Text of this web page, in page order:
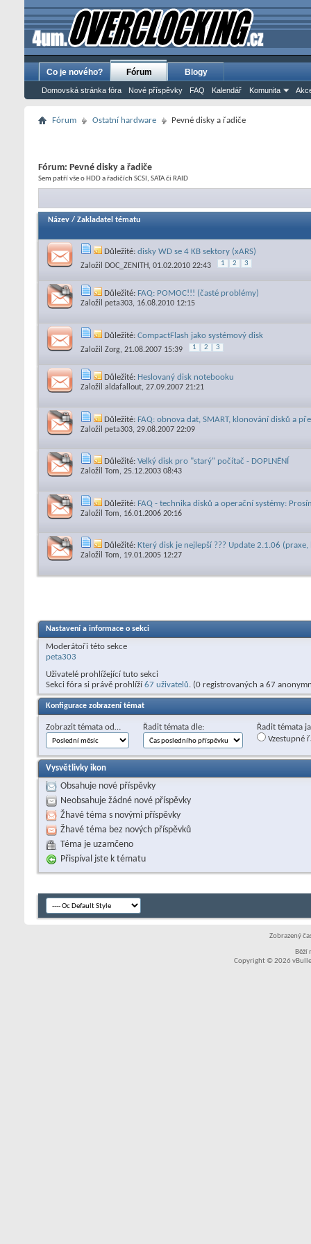
Co je nového? Fórum
Domovská stránka fóra Nové příspěvky FAQ Kalendář Komunita
Blogy
Fórum Ostatní hardware Pevné disky a řadiče
Fórum: Pevné disky a řadiče
Sem patří vše o HDD a řadičích SCSI, SATA či RAID
Název / Zakladatel tématu
Důležité: disky WD se 4 KB sektory (xARS)
Založil DOC_ZENITH, 01.02.2010 22:43 1 2 3
Důležité: FAQ: POMOC!!! (časté problémy)
Založil peta303, 16.08.2010 12:15
Důležité: CompactFlash jako systémový disk
Založil Zorg, 21.08.2007 15:39 1 2 3
Důležité: Heslovaný disk notebooku
Založil aldafallout, 27.09.2007 21:21
Důležité: FAQ: obnova dat, SMART, klonování disků a
Založil peta303, 29.08.2007 22:09
Důležité: Velký disk pro "starý" počítač - DOPLNĚNÍ
Založil Tom, 25.12.2003 08:43
Důležité: FAQ - technika disků a operační systémy:
Založil Tom, 16.01.2006 20:16
Důležité: Který disk je nejlepší ??? Update 2.1.06 (praxe,
Založil Tom, 19.01.2005 12:27
Nastavení a informace o sekci
Moderátoři této sekce
peta303
Uživatelé prohlížející tuto sekci
Sekci fóra si právě prohlíží67 uživatelů. (0 registrovaných a 67
Konfigurace zobrazení témat
Zobrazit témata od… Řadit témata dle:
Řadit témata
Vzestupné
Vysvětlivky ikon
Obsahuje nové příspěvky
Neobsahuje žádné nové příspěvky
Žhavé téma s novými příspěvky
Žhavé téma bez nových příspěvků
Téma je uzamčeno
Přispíval jste k tématu
Zobrazený
Běží
Copyright © 2026